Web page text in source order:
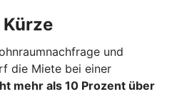
und
die Miete bei einer
mehr als 10 Prozent über